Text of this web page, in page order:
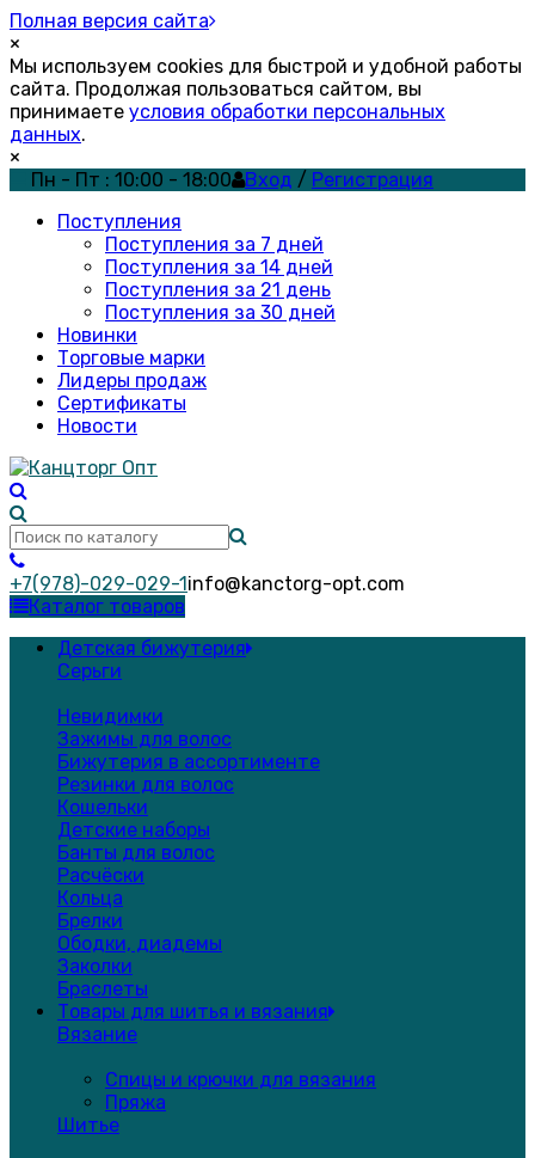
Полная версия сайта
×
Мы используем cookies для быстрой и удобной работы
сайта. Продолжая пользоваться сайтом, вы
принимаете условия обработки персональных
данных.
×
Пн - Пт : 10:00 - 18:00
Вход / Регистрация
Поступления
Поступления за 7 дней
Поступления за 14 дней
Поступления за 21 день
Поступления за 30 дней
Новинки
Торговые марки
Лидеры продаж
Сертификаты
Новости
+7(978)-029-029-1info@kanctorg-opt.com
Каталог товаров
Детская бижутерия
Серьги
Невидимки
Зажимы для волос
Бижутерия в ассортименте
Резинки для волос
Кошельки
Детские наборы
Банты для волос
Расчёски
Кольца
Брелки
Ободки, диадемы
Заколки
Браслеты
Товары для шитья и вязания
Вязание
Спицы и крючки для вязания
Пряжа
Шитье